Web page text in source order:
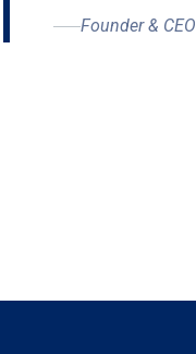
Founder & CEO